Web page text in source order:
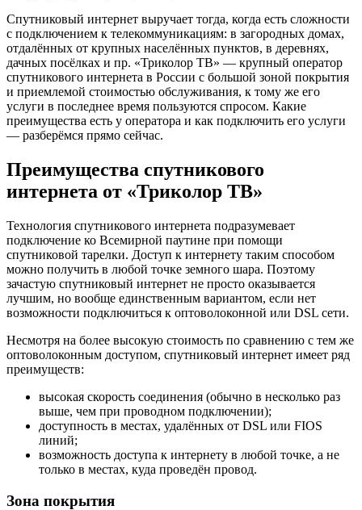
Спутниковый интернет выручает тогда, когда есть сложности
с подключением к телекоммуникациям: в загородных домах,
отдалённых от крупных населённых пунктов, в деревнях,
дачных посёлках и пр. «Триколор ТВ» — крупный оператор
спутникового интернета в России с большой зоной покрытия
и приемлемой стоимостью обслуживания, к тому же его
услуги в последнее время пользуются спросом. Какие
преимущества есть у оператора и как подключить его услуги
— разберёмся прямо сейчас.
Преимущества спутникового
интернета от «Триколор ТВ»
Технология спутникового интернета подразумевает
подключение ко Всемирной паутине при помощи
спутниковой тарелки. Доступ к интернету таким способом
можно получить в любой точке земного шара. Поэтому
зачастую спутниковый интернет не просто оказывается
лучшим, но вообще единственным вариантом, если нет
возможности подключиться к оптоволоконной или DSL сети.
Несмотря на более высокую стоимость по сравнению с тем же
оптоволоконным доступом, спутниковый интернет имеет ряд
преимуществ:
высокая скорость соединения (обычно в несколько раз
выше, чем при проводном подключении);
доступность в местах, удалённых от DSL или FIOS
линий;
возможность доступа к интернету в любой точке, а не
только в местах, куда проведён провод.
Зона покрытия